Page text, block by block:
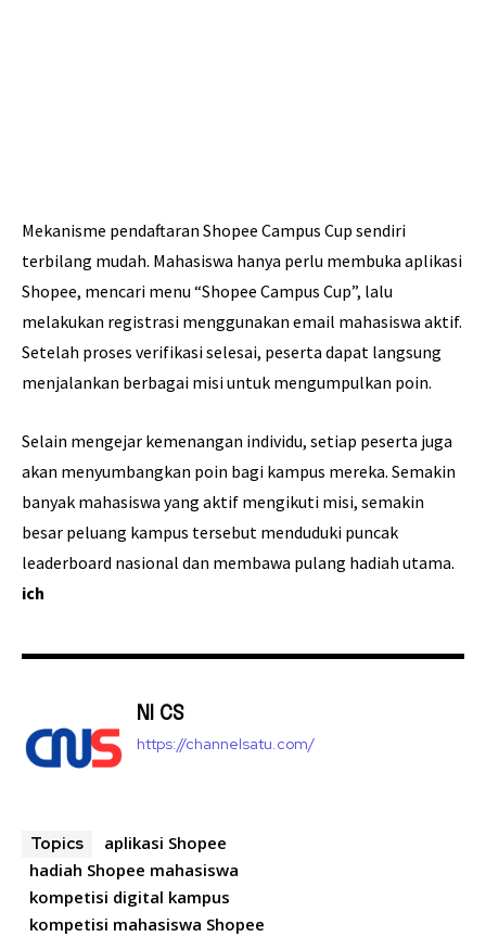
Mekanisme pendaftaran Shopee Campus Cup sendiri
terbilang mudah. Mahasiswa hanya perlu membuka aplikasi
Shopee, mencari menu “Shopee Campus Cup”, lalu
melakukan registrasi menggunakan email mahasiswa aktif.
Setelah proses verifikasi selesai, peserta dapat langsung
menjalankan berbagai misi untuk mengumpulkan poin.
Selain mengejar kemenangan individu, setiap peserta juga
akan menyumbangkan poin bagi kampus mereka. Semakin
banyak mahasiswa yang aktif mengikuti misi, semakin
besar peluang kampus tersebut menduduki puncak
leaderboard nasional dan membawa pulang hadiah utama.
ich
NI CS
https://channelsatu.com/
Topics
aplikasi Shopee
hadiah Shopee mahasiswa
kompetisi digital kampus
kompetisi mahasiswa Shopee